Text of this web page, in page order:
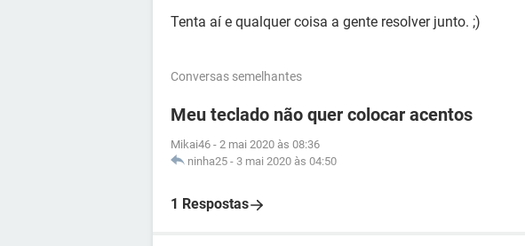
Tenta aí e qualquer coisa a gente resolver junto. ;)
Conversas semelhantes
Meu teclado não quer colocar acentos
Mikai46 - 2 mai 2020 às 08:36
ninha25 - 3 mai 2020 às 04:50
1 Respostas